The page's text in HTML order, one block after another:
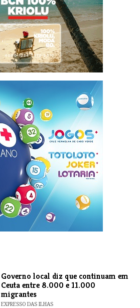
​Governo local diz que continuam em
Ceuta entre 8.000 e 11.000
migrantes
EXPRESSO DAS ILHAS